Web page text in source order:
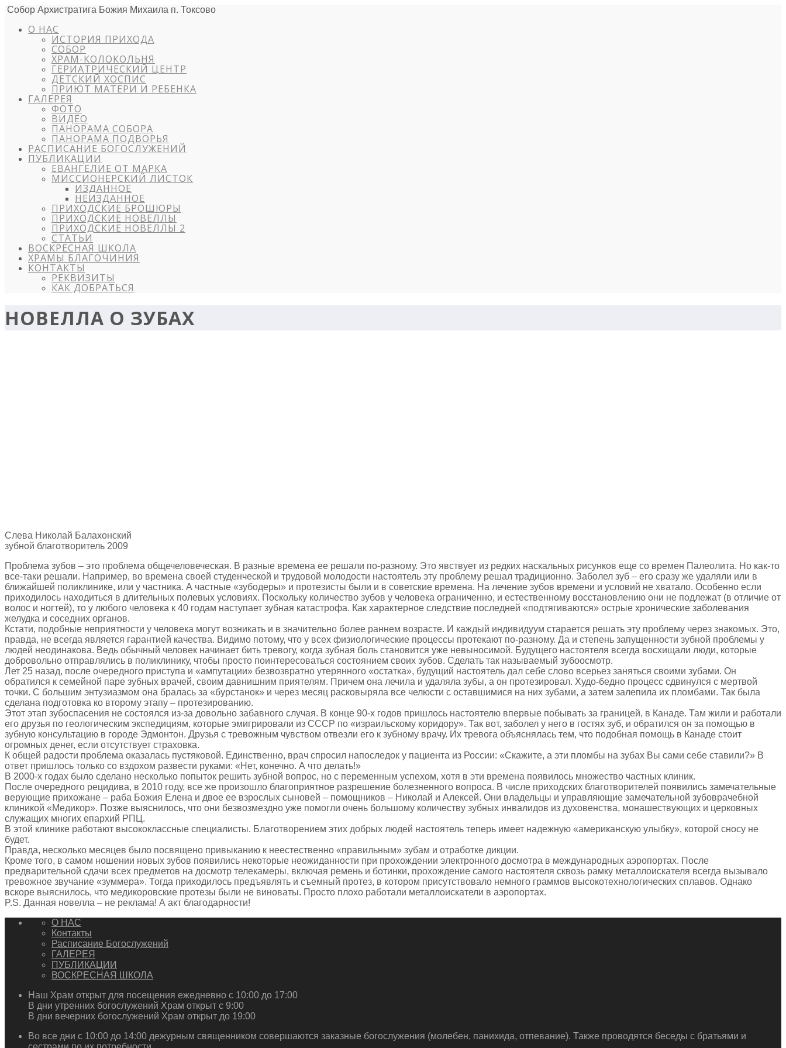
Собор Архистратига Божия Михаила п. Токсово
О НАС
ИСТОРИЯ ПРИХОДА
СОБОР
ХРАМ-КОЛОКОЛЬНЯ
ГЕРИАТРИЧЕСКИЙ ЦЕНТР
ДЕТСКИЙ ХОСПИС
ПРИЮТ МАТЕРИ И РЕБЕНКА
ГАЛЕРЕЯ
ФОТО
ВИДЕО
ПАНОРАМА СОБОРА
ПАНОРАМА ПОДВОРЬЯ
РАСПИСАНИЕ БОГОСЛУЖЕНИЙ
ПУБЛИКАЦИИ
ЕВАНГЕЛИЕ ОТ МАРКА
МИССИОНЕРСКИЙ ЛИСТОК
ИЗДАННОЕ
НЕИЗДАННОЕ
ПРИХОДСКИЕ БРОШЮРЫ
ПРИХОДСКИЕ НОВЕЛЛЫ
ПРИХОДСКИЕ НОВЕЛЛЫ 2
СТАТЬИ
ВОСКРЕСНАЯ ШКОЛА
ХРАМЫ БЛАГОЧИНИЯ
КОНТАКТЫ
РЕКВИЗИТЫ
КАК ДОБРАТЬСЯ
НОВЕЛЛА О ЗУБАХ
Слева Николай Балахонский
зубной благотворитель 2009
Проблема зубов – это проблема общечеловеческая. В разные времена ее решали по-разному. Это явствует из редких наскальных рисунков еще со времен Палеолита. Но как-то
все-таки решали. Например, во времена своей студенческой и трудовой молодости настоятель эту проблему решал традиционно. Заболел зуб – его сразу же удаляли или в
ближайшей поликлинике, или у частника. А частные «зубодеры» и протезисты были и в советские времена. На лечение зубов времени и условий не хватало. Особенно если
приходилось находиться в длительных полевых условиях. Поскольку количество зубов у человека ограниченно, и естественному восстановлению они не подлежат (в отличие от
волос и ногтей), то у любого человека к 40 годам наступает зубная катастрофа. Как характерное следствие последней «подтягиваются» острые хронические заболевания
желудка и соседних органов.
Кстати, подобные неприятности у человека могут возникать и в значительно более раннем возрасте. И каждый индивидуум старается решать эту проблему через знакомых. Это,
правда, не всегда является гарантией качества. Видимо потому, что у всех физиологические процессы протекают по-разному. Да и степень запущенности зубной проблемы у
людей неодинакова. Ведь обычный человек начинает бить тревогу, когда зубная боль становится уже невыносимой. Будущего настоятеля всегда восхищали люди, которые
добровольно отправлялись в поликлинику, чтобы просто поинтересоваться состоянием своих зубов. Сделать так называемый зубоосмотр.
Лет 25 назад, после очередного приступа и «ампутации» безвозвратно утерянного «остатка», будущий настоятель дал себе слово всерьез заняться своими зубами. Он
обратился к семейной паре зубных врачей, своим давнишним приятелям. Причем она лечила и удаляла зубы, а он протезировал. Худо-бедно процесс сдвинулся с мертвой
точки. С большим энтузиазмом она бралась за «бурстанок» и через месяц расковыряла все челюсти с оставшимися на них зубами, а затем залепила их пломбами. Так была
сделана подготовка ко второму этапу – протезированию.
Этот этап зубоспасения не состоялся из-за довольно забавного случая. В конце 90-х годов пришлось настоятелю впервые побывать за границей, в Канаде. Там жили и работали
его друзья по геологическим экспедициям, которые эмигрировали из СССР по «израильскому коридору». Так вот, заболел у него в гостях зуб, и обратился он за помощью в
зубную консультацию в городе Эдмонтон. Друзья с тревожным чувством отвезли его к зубному врачу. Их тревога объяснялась тем, что подобная помощь в Канаде стоит
огромных денег, если отсутствует страховка.
К общей радости проблема оказалась пустяковой. Единственно, врач спросил напоследок у пациента из России: «Скажите, а эти пломбы на зубах Вы сами себе ставили?» В
ответ пришлось только со вздохом развести руками: «Нет, конечно. А что делать!»
В 2000-х годах было сделано несколько попыток решить зубной вопрос, но с переменным успехом, хотя в эти времена появилось множество частных клиник.
После очередного рецидива, в 2010 году, все же произошло благоприятное разрешение болезненного вопроса. В числе приходских благотворителей появились замечательные
верующие прихожане – раба Божия Елена и двое ее взрослых сыновей – помощников – Николай и Алексей. Они владельцы и управляющие замечательной зубоврачебной
клиникой «Медикор». Позже выяснилось, что они безвозмездно уже помогли очень большому количеству зубных инвалидов из духовенства, монашествующих и церковных
служащих многих епархий РПЦ.
В этой клинике работают высококлассные специалисты. Благотворением этих добрых людей настоятель теперь имеет надежную «американскую улыбку», которой сносу не
будет.
Правда, несколько месяцев было посвящено привыканию к неестественно «правильным» зубам и отработке дикции.
Кроме того, в самом ношении новых зубов появились некоторые неожиданности при прохождении электронного досмотра в международных аэропортах. После
предварительной сдачи всех предметов на досмотр телекамеры, включая ремень и ботинки, прохождение самого настоятеля сквозь рамку металлоискателя всегда вызывало
тревожное звучание «зуммера». Тогда приходилось предъявлять и съемный протез, в котором присутствовало немного граммов высокотехнологических сплавов. Однако
вскоре выяснилось, что медикоровские протезы были не виноваты. Просто плохо работали металлоискатели в аэропортах.
P.S. Данная новелла – не реклама! А акт благодарности!
О НАС
Контакты
Расписание Богослужений
ГАЛЕРЕЯ
ПУБЛИКАЦИИ
ВОСКРЕСНАЯ ШКОЛА
Наш Храм открыт для посещения ежедневно с 10:00 до 17:00
В дни утренних богослужений Храм открыт с 9:00
В дни вечерних богослужений Храм открыт до 19:00
Во все дни с 10:00 до 14:00 дежурным священником совершаются заказные богослужения (молебен, панихида, отпевание). Также проводятся беседы с братьями и